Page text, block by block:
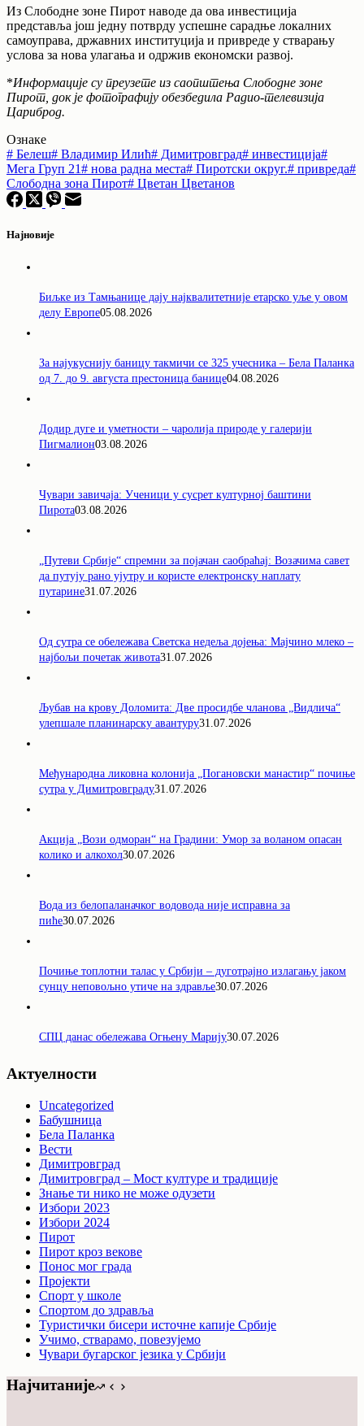
Из Слободне зоне Пирот наводе да ова инвестиција
представља још једну потврду успешне сарадње локалних
самоуправа, државних институција и привреде у стварању
услова за нова улагања и одржив економски развој.
*Информације су преузете из саопштења Слободне зоне
Пирот, док је фотографију обезбедила Радио-телевизија
Цариброд.
Ознаке
# Белеш# Владимир Илић# Димитровград# инвестиција#
Мега Груп 21# нова радна места# Пиротски округ.# привреда#
Слободна зона Пирот# Цветан Цветанов
Најновије
Биљке из Тамњанице дају најквалитетније етарско уље у овом
делу Европе05.08.2026
За најукуснију баницу такмичи се 325 учесника – Бела Паланка
од 7. до 9. августа престоница банице04.08.2026
Додир дуге и уметности – чаролија природе у галерији
Пигмалион03.08.2026
Чувари завичаја: Ученици у сусрет културној баштини
Пирота03.08.2026
„Путеви Србије“ спремни за појачан саобраћај: Возачима савет
да путују рано ујутру и користе електронску наплату
путарине31.07.2026
Од сутра се обележава Светска недеља дојења: Мајчино млеко –
најбољи почетак живота31.07.2026
Љубав на крову Доломита: Две просидбе чланова „Видлича“
улепшале планинарску авантуру31.07.2026
Међународна ликовна колонија „Погановски манастир“ почиње
сутра у Димитровграду31.07.2026
Акција „Вози одморан“ на Градини: Умор за воланом опасан
колико и алкохол30.07.2026
Вода из белопаланачког водовода није исправна за
пиће30.07.2026
Почиње топлотни талас у Србији – дуготрајно излагању јаком
сунцу неповољно утиче на здравље30.07.2026
СПЦ данас обележава Огњену Марију30.07.2026
Актуелности
Uncategorized
Бабушница
Бела Паланка
Вести
Димитровград
Димитровград – Мост културе и традиције
Знање ти нико не може одузети
Избори 2023
Избори 2024
Пирот
Пирот кроз векове
Понос мог града
Пројекти
Спорт у школе
Спортом до здравља
Туристички бисери источне капије Србије
Учимо, стварамо, повезујемо
Чувари бугарског језика у Србији
Најчитаније